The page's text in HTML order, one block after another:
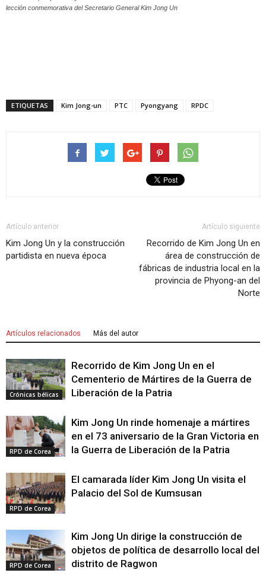
lección conmemorativa del Secretario General Kim Jong Un
ETIQUETAS Kim Jong-un PTC Pyongyang RPDC
Artículo anterior
Kim Jong Un y la construcción
partidista en nueva época
Artículo siguiente
Recorrido de Kim Jong Un en
área de construcción de
fábricas de industria local en la
provincia de Phyong-an del
Norte
Artículos relacionados Más del autor
Crónicas bélicas
Recorrido de Kim Jong Un en el
Cementerio de Mártires de la Guerra de
Liberación de la Patria
RPD de Corea
Kim Jong Un rinde homenaje a mártires
en el 73 aniversario de la Gran Victoria en
la Guerra de Liberación de la Patria
RPD de Corea
El camarada líder Kim Jong Un visita el
Palacio del Sol de Kumsusan
RPD de Corea
Kim Jong Un dirige la construcción de
objetos de política de desarrollo local del
distrito de Ragwon